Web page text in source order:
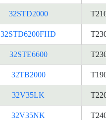
32STD2000
32STD6200FHD
32STE6600
32TB2000
32V35LK
32V35NK